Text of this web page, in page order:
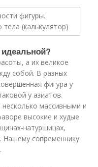
а их великое
собой. В разных
фигура у
у азиатов.
массивными и
высокие и худые
натурщицах,
Нашему современнику